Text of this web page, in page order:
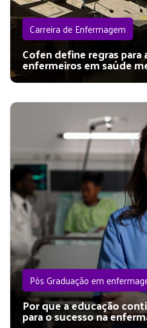
Carreira de Enfermagem
Cofen define regras para
enfermeiros em saúde
Pós Graduação em
Por que a educação
para o sucesso na